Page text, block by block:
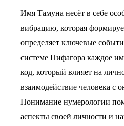
Имя Тамуна несёт в себе
вибрацию, которая
определяет ключевые
системе Пифагора каждое
код, который влияет на
взаимодействие человека
Понимание нумерологии
аспекты своей личности и